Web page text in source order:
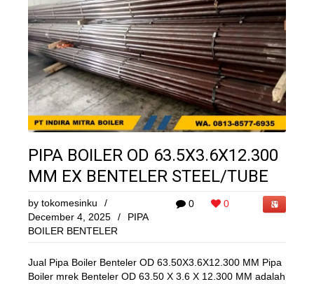
PIPA BOILER OD 63.5X3.6X12.300
MM EX BENTELER STEEL/TUBE
0 0
by tokomesinku
/
December 4, 2025
/
PIPA
BOILER BENTELER
Jual Pipa Boiler Benteler OD 63.50X3.6X12.300 MM Pipa
Boiler mrek Benteler OD 63.50 X 3.6 X 12.300 MM adalah